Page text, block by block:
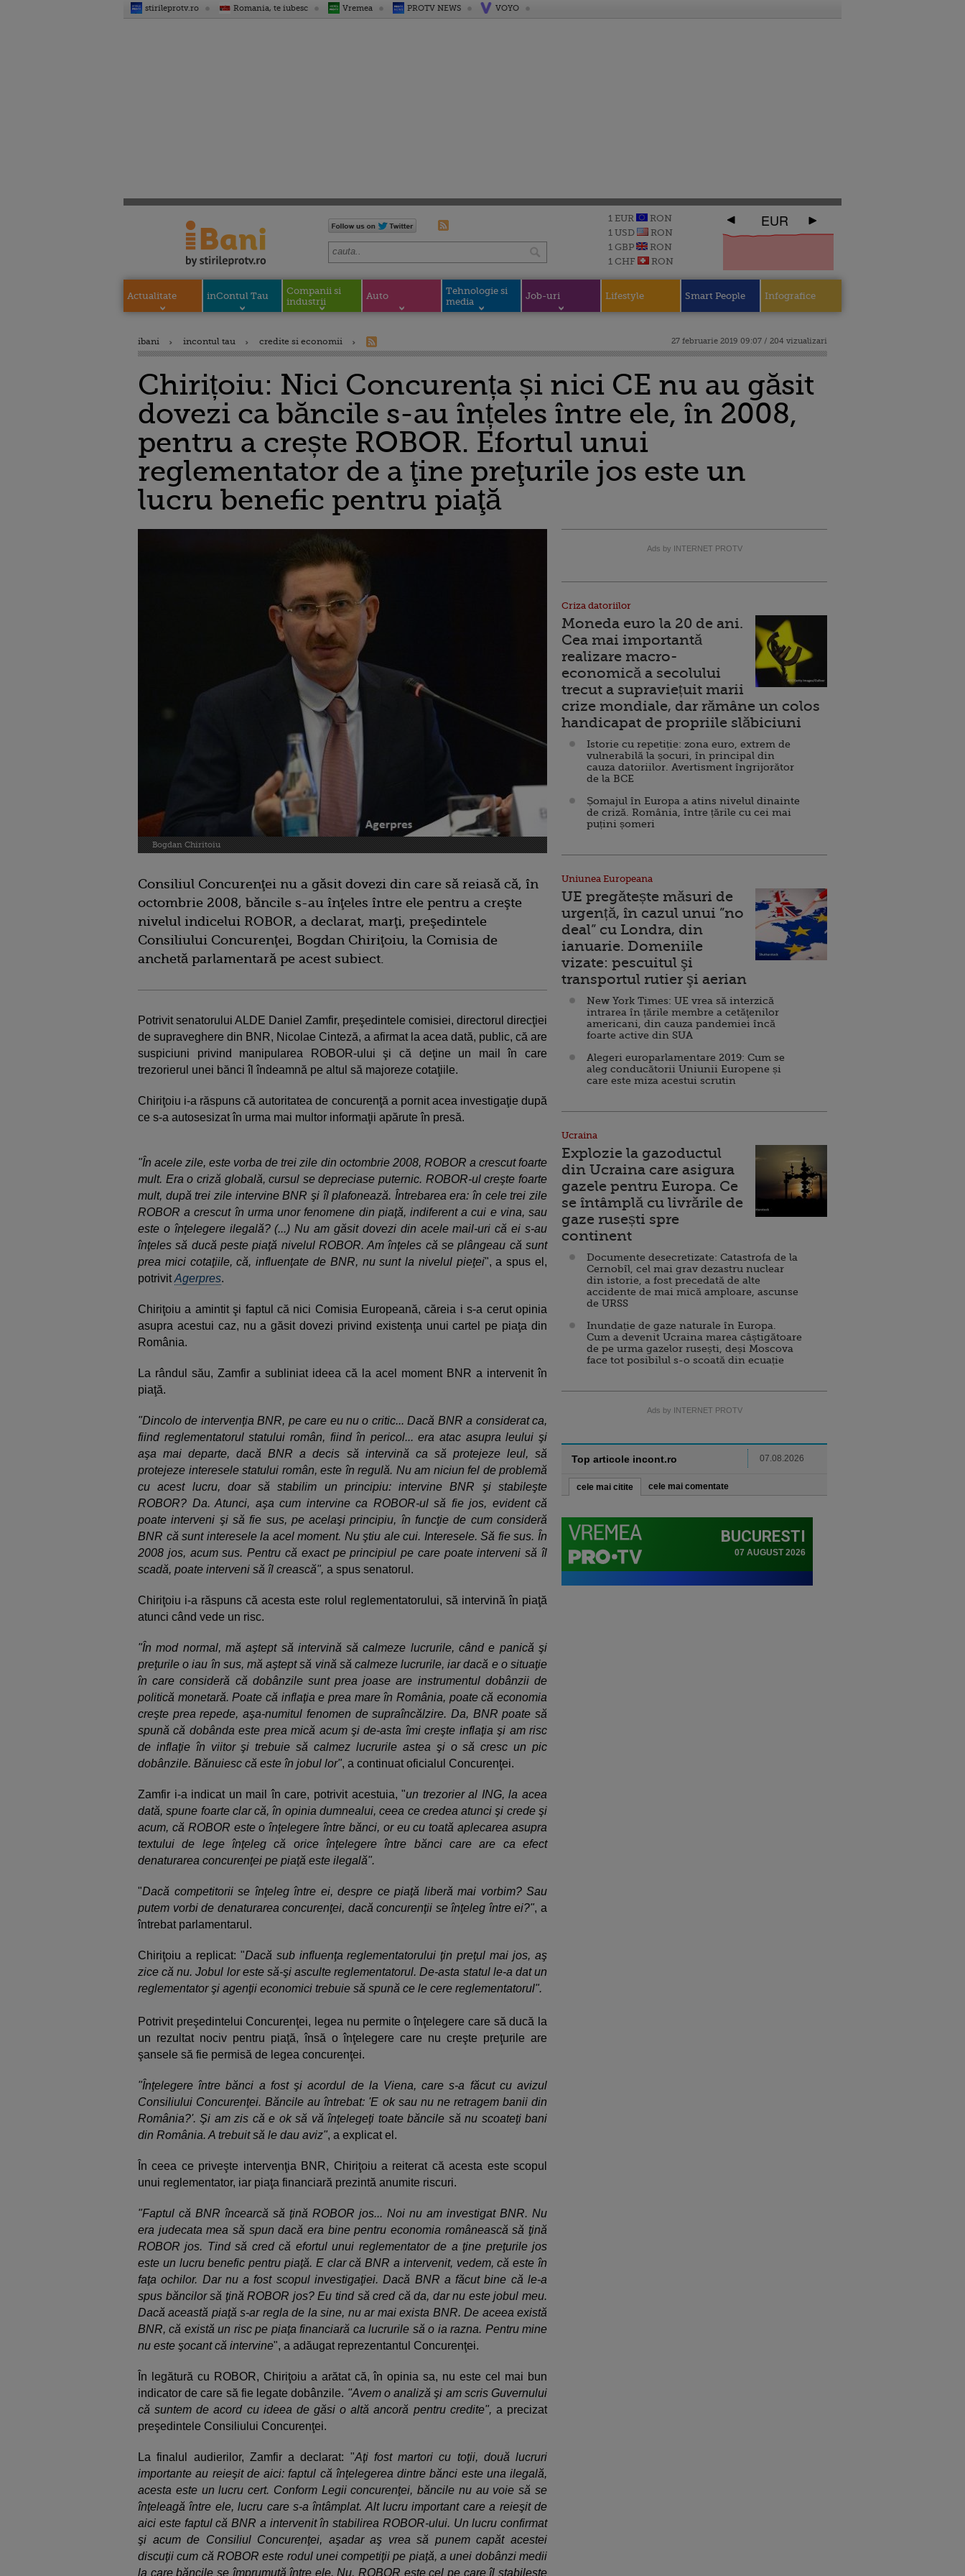
stirileprotv.ro Romania, te iubesc Vremea PROTV NEWS VOYO
1 EUR
RON
1 USD
RON
1 GBP
RON
1 CHF
RON
EUR
Actualitate inContul Tau
Companii si
industrii
Auto
Tehnologie si
media
Job-uri Lifestyle Smart People Infografice
ibani incontul tau credite si economii 27 februarie 2019 09:07 / 204 vizualizari
Chirițoiu: Nici Concurența și nici CE nu au găsit
dovezi ca băncile s-au înțeles între ele, în 2008,
pentru a crește ROBOR. Efortul unui
reglementator de a ţine preţurile jos este un
lucru benefic pentru piaţă
Bogdan Chiritoiu
Consiliul Concurenţei nu a găsit dovezi din care să reiasă că, în
octombrie 2008, băncile s-au înţeles între ele pentru a creşte
nivelul indicelui ROBOR, a declarat, marţi, preşedintele
Consiliului Concurenţei, Bogdan Chiriţoiu, la Comisia de
anchetă parlamentară pe acest subiect.
Potrivit senatorului ALDE Daniel Zamfir, preşedintele comisiei, directorul direcţiei
de supraveghere din BNR, Nicolae Cinteză, a afirmat la acea dată, public, că are
suspiciuni privind manipularea ROBOR-ului şi că deţine un mail în care
trezorierul unei bănci îl îndeamnă pe altul să majoreze cotaţiile.
Chiriţoiu i-a răspuns că autoritatea de concurenţă a pornit acea investigaţie după
ce s-a autosesizat în urma mai multor informaţii apărute în presă.
"În acele zile, este vorba de trei zile din octombrie 2008, ROBOR a crescut foarte
mult. Era o criză globală, cursul se depreciase puternic. ROBOR-ul creşte foarte
mult, după trei zile intervine BNR şi îl plafonează. Întrebarea era: în cele trei zile
ROBOR a crescut în urma unor fenomene din piaţă, indiferent a cui e vina, sau
este o înţelegere ilegală? (...) Nu am găsit dovezi din acele mail-uri că ei s-au
înţeles să ducă peste piaţă nivelul ROBOR. Am înţeles că se plângeau că sunt
prea mici cotaţiile, că, influenţate de BNR, nu sunt la nivelul pieţei", a spus el,
potrivitAgerpres.
Chiriţoiu a amintit şi faptul că nici Comisia Europeană, căreia i s-a cerut opinia
asupra acestui caz, nu a găsit dovezi privind existenţa unui cartel pe piaţa din
România.
La rândul său, Zamfir a subliniat ideea că la acel moment BNR a intervenit în
piaţă.
"Dincolo de intervenţia BNR, pe care eu nu o critic... Dacă BNR a considerat ca,
fiind reglementatorul statului român, fiind în pericol... era atac asupra leului şi
aşa mai departe, dacă BNR a decis să intervină ca să protejeze leul, să
protejeze interesele statului român, este în regulă. Nu am niciun fel de problemă
cu acest lucru, doar să stabilim un principiu: intervine BNR şi stabileşte
ROBOR? Da. Atunci, aşa cum intervine ca ROBOR-ul să fie jos, evident că
poate interveni şi să fie sus, pe acelaşi principiu, în funcţie de cum consideră
BNR că sunt interesele la acel moment. Nu ştiu ale cui. Interesele. Să fie sus. În
2008 jos, acum sus. Pentru că exact pe principiul pe care poate interveni să îl
scadă, poate interveni să îl crească", a spus senatorul.
Chiriţoiu i-a răspuns că acesta este rolul reglementatorului, să intervină în piaţă
atunci când vede un risc.
"În mod normal, mă aştept să intervină să calmeze lucrurile, când e panică şi
preţurile o iau în sus, mă aştept să vină să calmeze lucrurile, iar dacă e o situaţie
în care consideră că dobânzile sunt prea joase are instrumentul dobânzii de
politică monetară. Poate că inflaţia e prea mare în România, poate că economia
creşte prea repede, aşa-numitul fenomen de supraîncălzire. Da, BNR poate să
spună că dobânda este prea mică acum şi de-asta îmi creşte inflaţia şi am risc
de inflaţie în viitor şi trebuie să calmez lucrurile astea şi o să cresc un pic
dobânzile. Bănuiesc că este în jobul lor", a continuat oficialul Concurenţei.
Zamfir i-a indicat un mail în care, potrivit acestuia, "un trezorier al ING, la acea
dată, spune foarte clar că, în opinia dumnealui, ceea ce credea atunci şi crede şi
acum, că ROBOR este o înţelegere între bănci, or eu cu toată aplecarea asupra
textului de lege înţeleg că orice înţelegere între bănci care are ca efect
denaturarea concurenţei pe piaţă este ilegală".
"Dacă competitorii se înţeleg între ei, despre ce piaţă liberă mai vorbim? Sau
putem vorbi de denaturarea concurenţei, dacă concurenţii se înţeleg între ei?", a
întrebat parlamentarul.
Chiriţoiu a replicat: "Dacă sub influenţa reglementatorului ţin preţul mai jos, aş
zice că nu. Jobul lor este să-şi asculte reglementatorul. De-asta statul le-a dat un
reglementator şi agenţii economici trebuie să spună ce le cere reglementatorul".
Potrivit preşedintelui Concurenţei, legea nu permite o înţelegere care să ducă la
un rezultat nociv pentru piaţă, însă o înţelegere care nu creşte preţurile are
şansele să fie permisă de legea concurenţei.
"Înţelegere între bănci a fost şi acordul de la Viena, care s-a făcut cu avizul
Consiliului Concurenţei. Băncile au întrebat: 'E ok sau nu ne retragem banii din
România?'. Şi am zis că e ok să vă înţelegeţi toate băncile să nu scoateţi bani
din România. A trebuit să le dau aviz", a explicat el.
În ceea ce priveşte intervenţia BNR, Chiriţoiu a reiterat că acesta este scopul
unui reglementator, iar piaţa financiară prezintă anumite riscuri.
"Faptul că BNR încearcă să ţină ROBOR jos... Noi nu am investigat BNR. Nu
era judecata mea să spun dacă era bine pentru economia românească să ţină
ROBOR jos. Tind să cred că efortul unui reglementator de a ţine preţurile jos
este un lucru benefic pentru piaţă. E clar că BNR a intervenit, vedem, că este în
faţa ochilor. Dar nu a fost scopul investigaţiei. Dacă BNR a făcut bine că le-a
spus băncilor să ţină ROBOR jos? Eu tind să cred că da, dar nu este jobul meu.
Dacă această piaţă s-ar regla de la sine, nu ar mai exista BNR. De aceea există
BNR, că există un risc pe piaţa financiară ca lucrurile să o ia razna. Pentru mine
nu este şocant că intervine", a adăugat reprezentantul Concurenţei.
În legătură cu ROBOR, Chiriţoiu a arătat că, în opinia sa, nu este cel mai bun
indicator de care să fie legate dobânzile. "Avem o analiză şi am scris Guvernului
că suntem de acord cu ideea de găsi o altă ancoră pentru credite", a precizat
preşedintele Consiliului Concurenţei.
La finalul audierilor, Zamfir a declarat: "Aţi fost martori cu toţii, două lucruri
importante au reieşit de aici: faptul că înţelegerea dintre bănci este una ilegală,
acesta este un lucru cert. Conform Legii concurenţei, băncile nu au voie să se
înţeleagă între ele, lucru care s-a întâmplat. Alt lucru important care a reieşit de
aici este faptul că BNR a intervenit în stabilirea ROBOR-ului. Un lucru confirmat
şi acum de Consiliul Concurenţei, aşadar aş vrea să punem capăt acestei
discuţii cum că ROBOR este rodul unei competiţii pe piaţă, a unei dobânzi medii
la care băncile se împrumută între ele. Nu, ROBOR este cel pe care îl stabileşte
Ads by INTERNET PROTV
Criza datoriilor
Moneda euro la 20 de ani.
Cea mai importantă
realizare macro-
economică a secolului
trecut a supraviețuit marii
crize mondiale, dar rămâne un colos
handicapat de propriile slăbiciuni
Istorie cu repetiție: zona euro, extrem de
vulnerabilă la șocuri, în principal din
cauza datoriilor. Avertisment îngrijorător
de la BCE
Șomajul în Europa a atins nivelul dinainte
de criză. România, între țările cu cei mai
puțini șomeri
Uniunea Europeana
UE pregătește măsuri de
urgență, în cazul unui ”no
deal” cu Londra, din
ianuarie. Domeniile
vizate: pescuitul şi
transportul rutier şi aerian
New York Times: UE vrea să interzică
intrarea în țările membre a cetăţenilor
americani, din cauza pandemiei încă
foarte active din SUA
Alegeri europarlamentare 2019: Cum se
aleg conducătorii Uniunii Europene și
care este miza acestui scrutin
Ucraina
Explozie la gazoductul
din Ucraina care asigura
gazele pentru Europa. Ce
se întâmplă cu livrările de
gaze rusești spre
continent
Documente desecretizate: Catastrofa de la
Cernobîl, cel mai grav dezastru nuclear
din istorie, a fost precedată de alte
accidente de mai mică amploare, ascunse
de URSS
Inundație de gaze naturale în Europa.
Cum a devenit Ucraina marea câștigătoare
de pe urma gazelor rusești, deși Moscova
face tot posibilul s-o scoată din ecuație
Ads by INTERNET PROTV
Top articole incont.ro 07.08.2026
cele mai citite cele mai comentate